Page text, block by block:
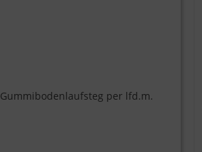
Gummibodenlaufsteg per lfd.m.